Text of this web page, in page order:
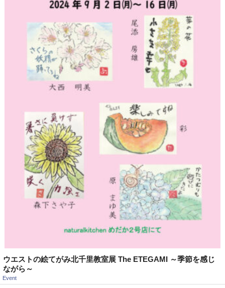
ウエストの絵てがみ北千里教室展 The ETEGAMI ～季節を感じ
ながら～
Event